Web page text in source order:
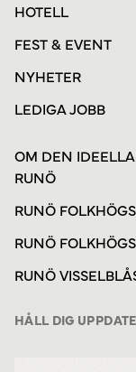
HOTELL
FEST & EVENT
NYHETER
LEDIGA JOBB
OM DEN
RUNÖ
RUNÖ
RUNÖ
RUNÖ
HÅLL DIG